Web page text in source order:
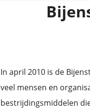
In april 2010 is de
veel mensen en
bestrijdingsmiddelen